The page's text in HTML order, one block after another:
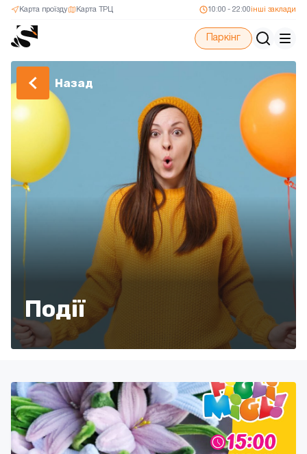
Карта ТРЦ
Карта проїзду 10:00 - 22:00 інші заклади
Паркінг
Назад
Події